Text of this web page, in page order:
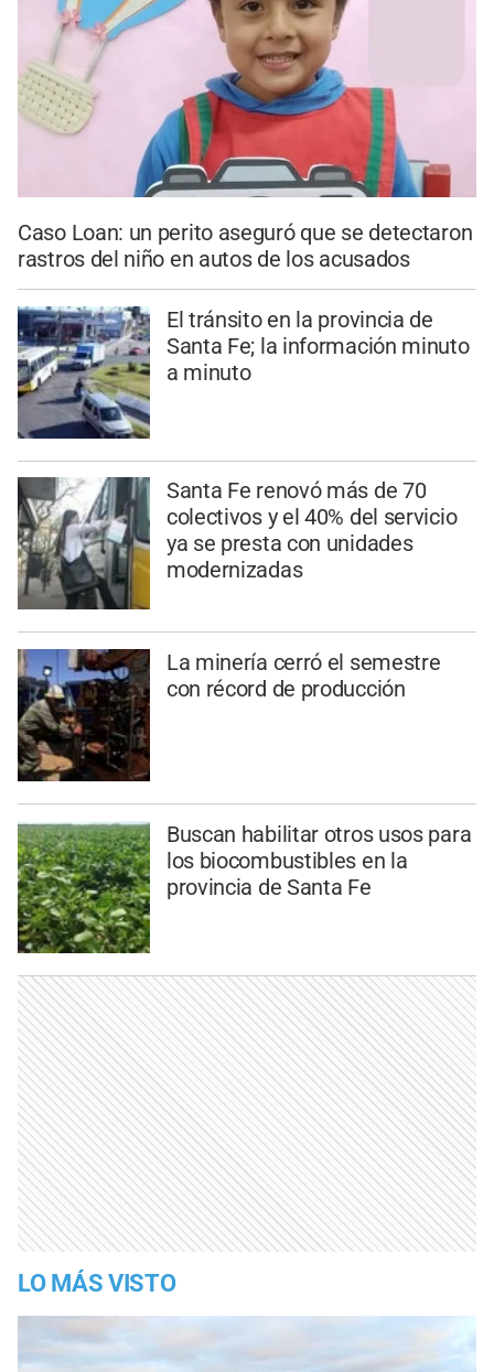
Caso Loan: un perito aseguró que se detectaron
rastros del niño en autos de los acusados
El tránsito en la provincia de
Santa Fe; la información minuto
a minuto
Santa Fe renovó más de 70
colectivos y el 40% del servicio
ya se presta con unidades
modernizadas
La minería cerró el semestre
con récord de producción
Buscan habilitar otros usos para
los biocombustibles en la
provincia de Santa Fe
LO MÁS VISTO